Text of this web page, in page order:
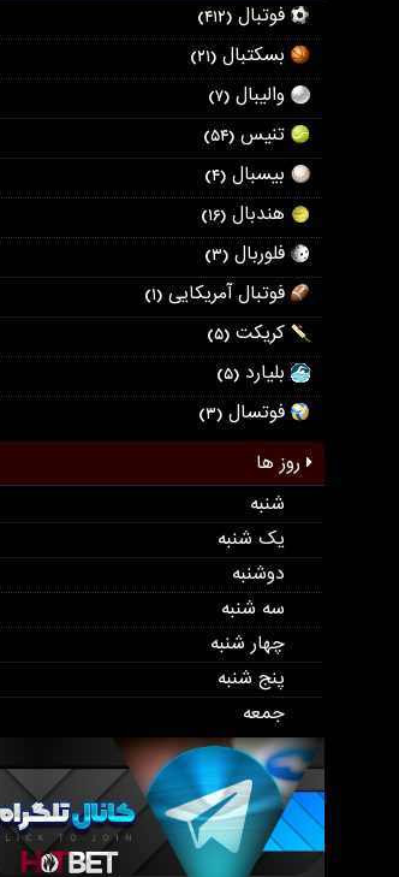
فوتبال (۴۱۲)
بسکتبال (۲۱)
والیبال (۷)
تنیس (۵۴)
بیسبال (۴)
هندبال (۱۶)
فلوربال (۳)
فوتبال آمریکایی (۱)
کریکت (۵)
بلیارد (۵)
فوتسال (۳)
روز ها
شنبه
یک شنبه
دوشنبه
سه شنبه
چهار شنبه
پنج شنبه
جمعه